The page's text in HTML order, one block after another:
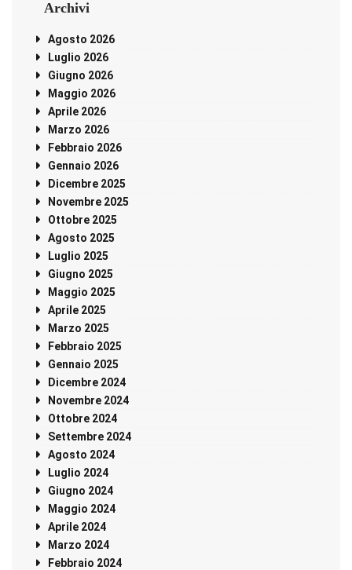
Archivi
Agosto 2026
Luglio 2026
Giugno 2026
Maggio 2026
Aprile 2026
Marzo 2026
Febbraio 2026
Gennaio 2026
Dicembre 2025
Novembre 2025
Ottobre 2025
Agosto 2025
Luglio 2025
Giugno 2025
Maggio 2025
Aprile 2025
Marzo 2025
Febbraio 2025
Gennaio 2025
Dicembre 2024
Novembre 2024
Ottobre 2024
Settembre 2024
Agosto 2024
Luglio 2024
Giugno 2024
Maggio 2024
Aprile 2024
Marzo 2024
Febbraio 2024